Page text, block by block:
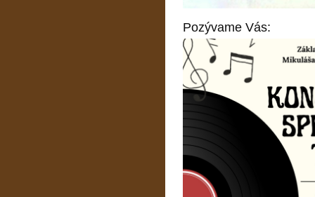
Pozývame Vás: